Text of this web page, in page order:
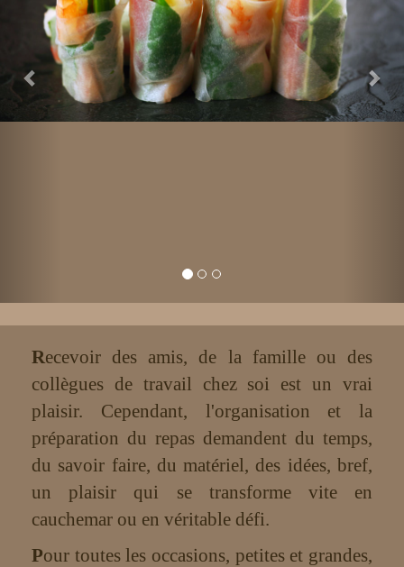
Recevoir des amis, de la famille ou des
collègues de travail chez soi est un vrai
plaisir. Cependant, l'organisation et la
préparation du repas demandent du temps,
du savoir faire, du matériel, des idées, bref,
un plaisir qui se transforme vite en
cauchemar ou en véritable défi.
Pour toutes les occasions, petites et grandes,